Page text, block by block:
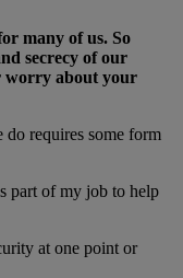
many of us. So
secrecy of our
worry about your
do requires some form
part of my job to help
at one point or